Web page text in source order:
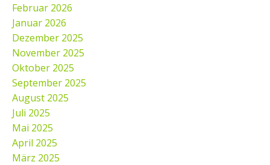
Februar 2026
Januar 2026
Dezember 2025
November 2025
Oktober 2025
September 2025
August 2025
Juli 2025
Mai 2025
April 2025
März 2025